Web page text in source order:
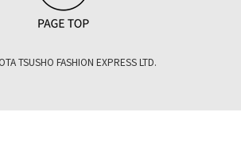
TSUSHO FASHION EXPRESS LTD.